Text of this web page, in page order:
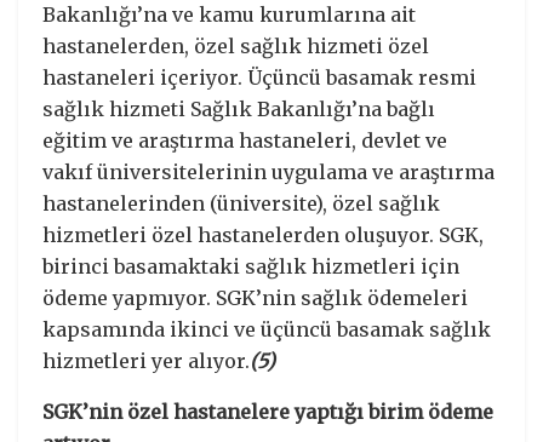
Bakanlığı’na ve kamu kurumlarına ait
hastanelerden, özel sağlık hizmeti özel
hastaneleri içeriyor. Üçüncü basamak resmi
sağlık hizmeti Sağlık Bakanlığı’na bağlı
eğitim ve araştırma hastaneleri, devlet ve
vakıf üniversitelerinin uygulama ve araştırma
hastanelerinden (üniversite), özel sağlık
hizmetleri özel hastanelerden oluşuyor. SGK,
birinci basamaktaki sağlık hizmetleri için
ödeme yapmıyor. SGK’nin sağlık ödemeleri
kapsamında ikinci ve üçüncü basamak sağlık
hizmetleri yer alıyor.(5)
SGK’nin özel hastanelere yaptığı birim ödeme